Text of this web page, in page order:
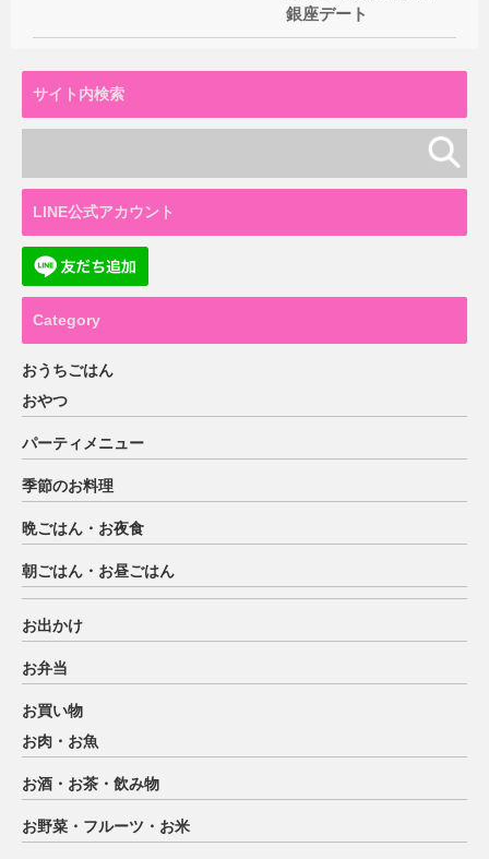
銀座デート
サイト内検索
LINE公式アカウント
Category
おうちごはん
おやつ
パーティメニュー
季節のお料理
晩ごはん・お夜食
朝ごはん・お昼ごはん
お出かけ
お弁当
お買い物
お肉・お魚
お酒・お茶・飲み物
お野菜・フルーツ・お米